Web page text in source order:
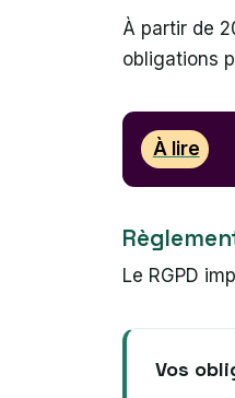
À partir de
obligations
À lire
Le RGPD
Vos